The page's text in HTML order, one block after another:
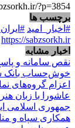
?p=3854
برچسب ها
#اخبار_امید
https://sabzsorkh.ir
اخبار مشابه
نقص سامانه و
خوش‌حساب بانک
اعزام گروه‌های
عاشورا با زبان
جمهوری اسلامی
همکاری سپاه و